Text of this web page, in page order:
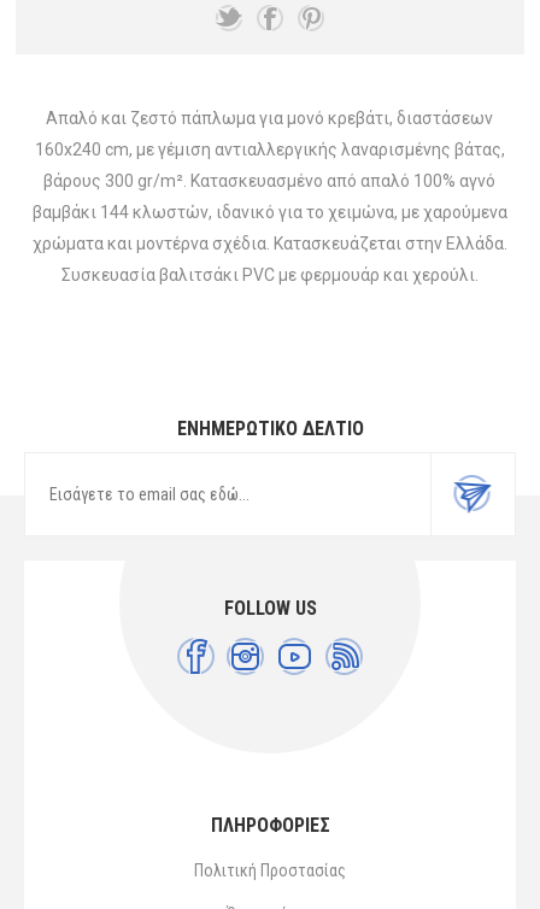
Απαλό και ζεστό πάπλωμα για μονό κρεβάτι, διαστάσεων
160x240 cm, με γέμιση αντιαλλεργικής λαναρισμένης βάτας,
βάρους 300 gr/m². Κατασκευασμένο από απαλό 100% αγνό
βαμβάκι 144 κλωστών, ιδανικό για το χειμώνα, με χαρούμενα
χρώματα και μοντέρνα σχέδια. Κατασκευάζεται στην Ελλάδα.
Συσκευασία βαλιτσάκι PVC με φερμουάρ και χερούλι.
ΕΝΗΜΕΡΩΤΙΚΌ ΔΕΛΤΊΟ
FOLLOW US
ΠΛΗΡΟΦΟΡΙΕΣ
Πολιτική Προστασίας